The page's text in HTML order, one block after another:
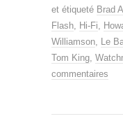
et étiqueté Brad
Flash, Hi-Fi,
Williamson, Le
Tom King,
commentaires